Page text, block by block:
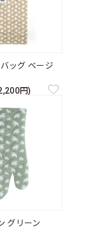
ッグ ベージ
円)
ン グリーン